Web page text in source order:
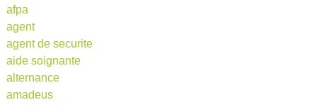
afpa
agent
agent de securite
aide soignante
alternance
amadeus